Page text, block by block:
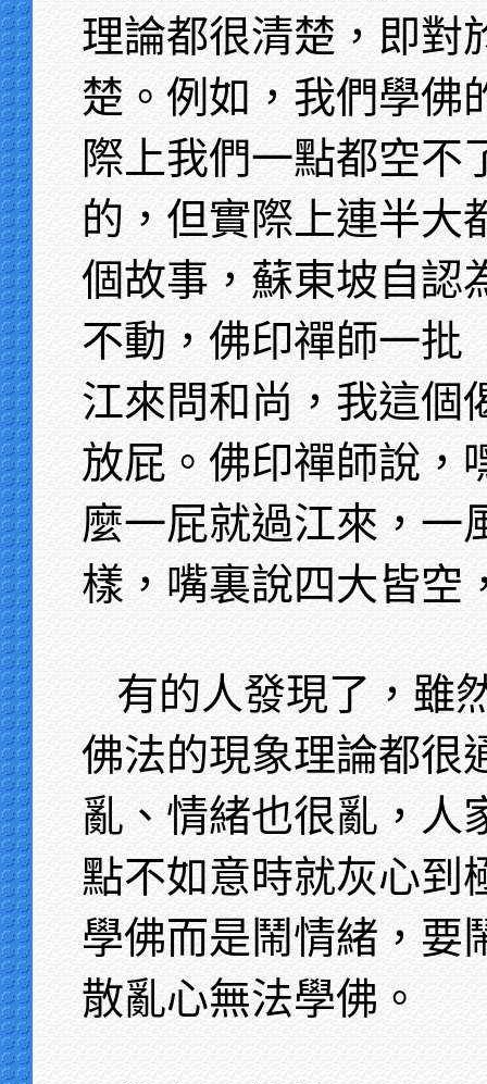
理論都很清楚，即對
楚。例如，我們學佛
際上我們一點都空不
的，但實際上連半大
個故事，蘇東坡自認
不動，佛印禪師一批
江來問和尚，我這個
放屁。佛印禪師說，
麼一屁就過江來，一
樣，嘴裏說四大皆空
有的人發現了，雖
佛法的現象理論都很
亂、情緒也很亂，人
點不如意時就灰心到
學佛而是鬧情緒，要
散亂心無法學佛。